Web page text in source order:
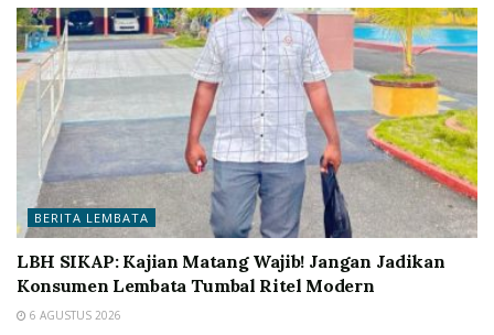
BERITA LEMBATA
LBH SIKAP: Kajian Matang Wajib! Jangan Jadikan
Konsumen Lembata Tumbal Ritel Modern
6 AGUSTUS 2026